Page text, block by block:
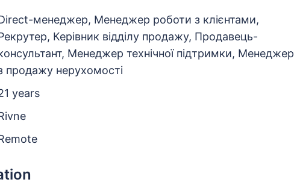
менеджер, Менеджер роботи з клієнтами,
Керівник відділу продажу, Продавець-
Менеджер технічної підтримки, Менеджер
продажу нерухомості
years